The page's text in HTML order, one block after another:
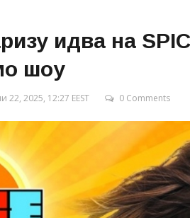
идва на
шоу
22, 2025, 12:27 EEST 0 Comments